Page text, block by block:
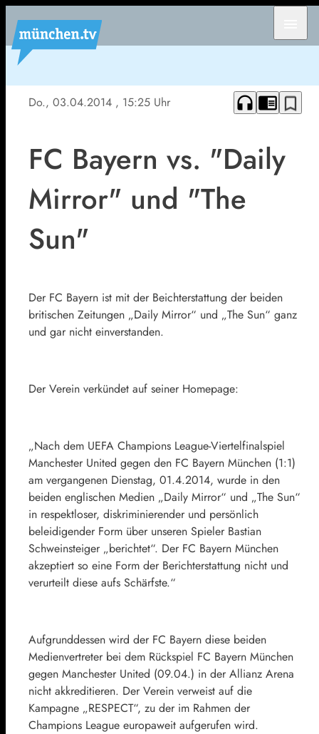
Do., 03.04.2014 , 15:25 Uhr headphones chrome_reader_mode bookmark_border
FC Bayern vs. "Daily
Mirror" und "The
Sun"
Der FC Bayern ist mit der Beichterstattung der beiden
britischen Zeitungen „Daily Mirror“ und „The Sun“ ganz
und gar nicht einverstanden.
Der Verein verkündet auf seiner Homepage:
„Nach dem UEFA Champions League-Viertelfinalspiel
Manchester United gegen den FC Bayern München (1:1)
am vergangenen Dienstag, 01.4.2014, wurde in den
beiden englischen Medien „Daily Mirror“ und „The Sun“
in respektloser, diskriminierender und persönlich
beleidigender Form über unseren Spieler Bastian
Schweinsteiger „berichtet“. Der FC Bayern München
akzeptiert so eine Form der Berichterstattung nicht und
verurteilt diese aufs Schärfste.“
Aufgrunddessen wird der FC Bayern diese beiden
Medienvertreter bei dem Rückspiel FC Bayern München
gegen Manchester United (09.04.) in der Allianz Arena
nicht akkreditieren. Der Verein verweist auf die
Kampagne „RESPECT“, zu der im Rahmen der
Champions League europaweit aufgerufen wird.